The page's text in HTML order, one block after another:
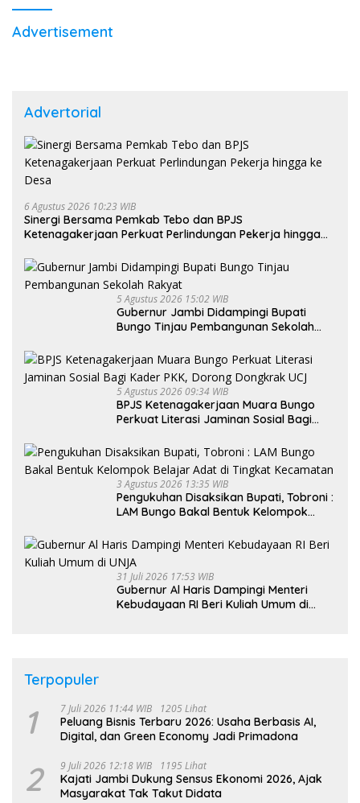
Advertisement
Advertorial
6 Agustus 2026 10:23 WIB
Sinergi Bersama Pemkab Tebo dan BPJS
Ketenagakerjaan Perkuat Perlindungan Pekerja hingga
5 Agustus 2026 15:02 WIB
Gubernur Jambi Didampingi Bupati
Bungo Tinjau Pembangunan Sekolah
5 Agustus 2026 09:34 WIB
BPJS Ketenagakerjaan Muara Bungo
Perkuat Literasi Jaminan Sosial Bagi
3 Agustus 2026 13:35 WIB
Pengukuhan Disaksikan Bupati, Tobroni :
LAM Bungo Bakal Bentuk Kelompok
31 Juli 2026 17:53 WIB
Gubernur Al Haris Dampingi Menteri
Kebudayaan RI Beri Kuliah Umum di
Terpopuler
1 7 Juli 2026 11:44 WIB 1205 Lihat
Peluang Bisnis Terbaru 2026: Usaha Berbasis AI,
Digital, dan Green Economy Jadi Primadona
2 9 Juli 2026 12:18 WIB 1195 Lihat
Kajati Jambi Dukung Sensus Ekonomi 2026, Ajak
Masyarakat Tak Takut Didata